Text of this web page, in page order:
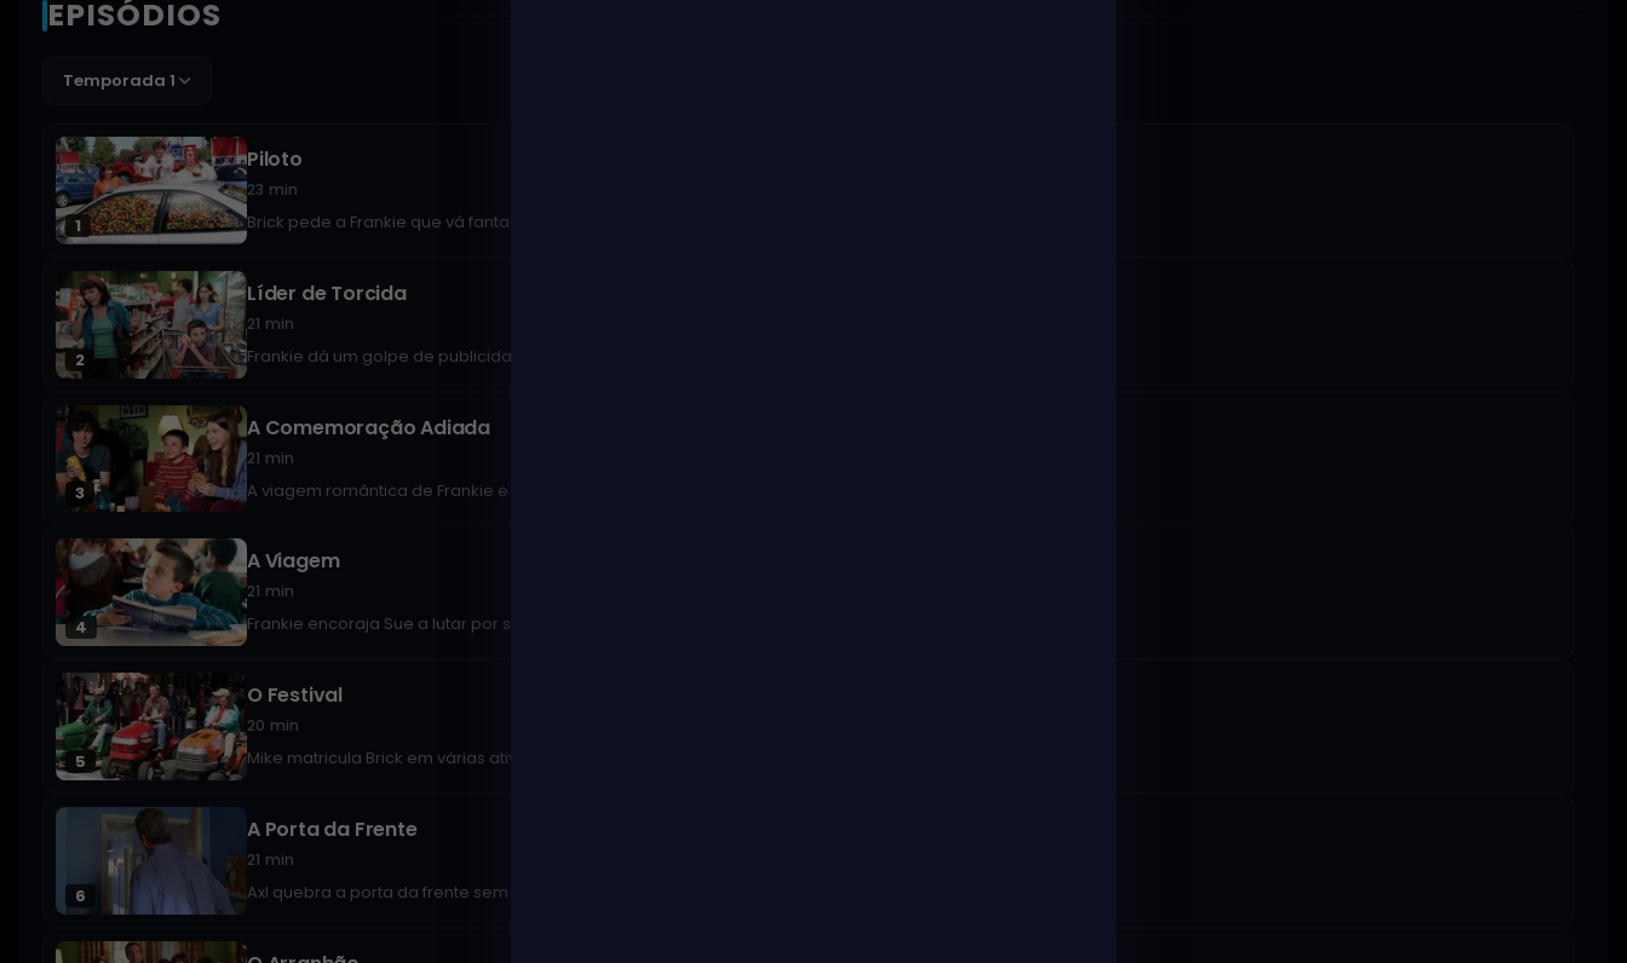
EPISÓDIOS
Temporada 1
1
Piloto
23 min
Brick pede a Frankie que vá fantasiada à apresentação de sua turma.
2
Líder de Torcida
21 min
Frankie dá um golpe de publicidade para tentar salvar seu emprego.
3
A Comemoração Adiada
21 min
A viagem romântica de Frankie e Mike para comemorar seu aniversário de casamento é arruinada.
4
A Viagem
21 min
Frankie encoraja Sue a lutar por seu direito de participar da excursão à capital do estado.
5
O Festival
20 min
Mike matricula Brick em várias atividades para ajudá-lo a interagir com outras pessoas.
6
A Porta da Frente
21 min
Axl quebra a porta da frente sem querer e Mike exige que ele a conserte.